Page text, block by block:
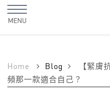
MENU
Home Blog
【緊膚
頻那一款適合自己？